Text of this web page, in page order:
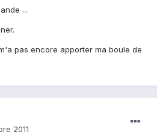
...
pas encore apporter ma boule de
2011